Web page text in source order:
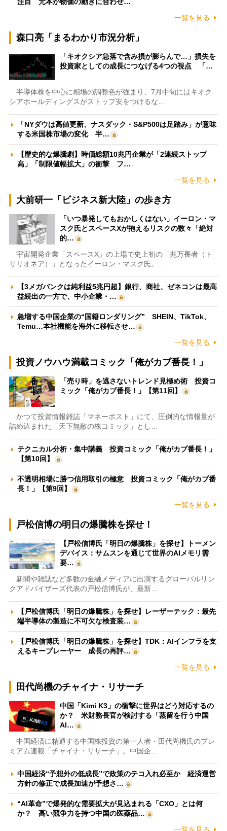
注目 元本が物価の動きに合わせ…
一覧を見る
森口亮「まるわかり市況分析」
「キオクシア急落で含み損が膨らんで…」損失を
投資家としての成長につなげる4つの視点 「…
半導体株を中心に相場の調整色が強まり、7月中旬にはキオク
シアホールディングスがストップ安をつけるな…
「NYダウは高値更新、ナスダック・S&P500は足踏み」が意味
する米国株市場の変化 半…
【歴史的な爆騰劇】時価総額10兆円企業が「2連続ストップ
高」「制限値幅拡大」の衝撃 フ…
一覧を見る
大前研一「ビジネス新大陸」の歩き方
「いつ暴発してもおかしくはない」イーロン・マ
スク氏とスペースXが抱えるリスクの数々「絶対
的…
宇宙開発企業「スペースX」の上場で史上初の「兆万長者（ト
リリオネア）」となったイーロン・マスク氏。…
【3メガバンクは純利益5兆円超】銀行、商社、ゼネコンは最高
益続出の一方で、中小企業・…
急増する中国企業の“国籍ロンダリング” SHEIN、TikTok、
Temu…本社機能を海外に移転させ…
一覧を見る
投資ノウハウ満載コミック「俺がカブ番長！」
「売り時」を逃さないトレンド見極め術 投資コ
ミック「俺がカブ番長！」【第11回】
かつて投資情報雑誌「マネーポスト」にて、圧倒的な情報量が
詰め込まれた「天下無敵の株コミック」とし…
テクニカル分析・集中講義 投資コミック「俺がカブ番長！」
【第10回】
不透明相場に勝つ信用取引の極意 投資コミック「俺がカブ番
長！」【第9回】
一覧を見る
戸松信博の明日の爆騰株を探せ！
【戸松信博氏「明日の爆騰株」を探せ】トーメン
デバイス：サムスンを通じて世界のAIメモリ需
要…
新聞や雑誌など多数の金融メディアに出演するグローバルリン
クアドバイザーズ代表の戸松信博氏が、最新…
【戸松信博氏「明日の爆騰株」を探せ】レーザーテック：最先
端半導体の製造に不可欠な検査装…
【戸松信博氏「明日の爆騰株」を探せ】TDK：AIインフラを支
えるキープレーヤー 成長の再評…
一覧を見る
田代尚機のチャイナ・リサーチ
中国「Kimi K3」の衝撃に世界はどう対応するの
か？ 米財務長官が検討する「蒸留を行う中国
AI…
中国経済に精通する中国株投資の第一人者・田代尚機氏のプレ
ミアム連載「チャイナ・リサーチ」。中国企…
中国経済“予想外の低成長”で政策のテコ入れ必至か 経済運営
方針の修正で成長加速が予想さ…
“AI革命”で爆発的な需要拡大が見込まれる「CXO」とは何
か？ 高い競争力を持つ中国の医薬品…